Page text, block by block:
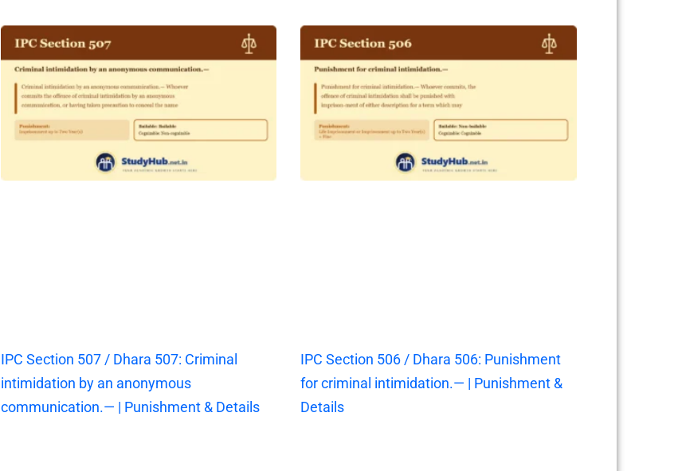
IPC Section 507 / Dhara 507: Criminal
intimidation by an anonymous
communication.— | Punishment & Details
IPC Section 506 / Dhara 506: Punishment
for criminal intimidation.— | Punishment &
Details